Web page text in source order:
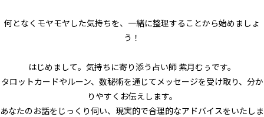
何となくモヤモヤした気持ちを、一緒に整理することから始めましょ
う！
はじめまして。気持ちに寄り添う占い師 紫月むぅです。
タロットカードやルーン、数秘術を通じてメッセージを受け取り、分か
りやすくお伝えします。
あなたのお話をじっくり伺い、現実的で合理的なアドバイスをいたしま